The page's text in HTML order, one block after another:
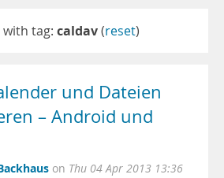
tag: caldav(reset)
und Dateien
– Android und
on Thu 04 Apr 2013 13:36